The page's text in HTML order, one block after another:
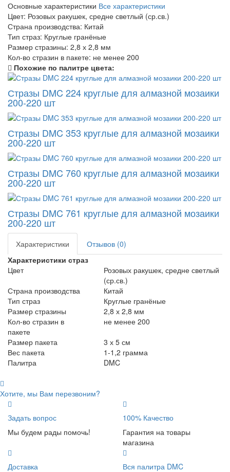
Основные характеристики Все характеристики
Цвет: Розовых ракушек, средне светлый (ср.св.)
Страна производства: Китай
Тип страз: Круглые гранёные
Размер стразины: 2,8 х 2,8 мм
Кол-во стразин в пакете: не менее 200
Похожие по палитре цвета:
Стразы DMC 224 круглые для алмазной мозаики
200-220 шт
Стразы DMC 353 круглые для алмазной мозаики
200-220 шт
Стразы DMC 760 круглые для алмазной мозаики
200-220 шт
Стразы DMC 761 круглые для алмазной мозаики
200-220 шт
Характеристики
Отзывов (0)
Характеристики страз
Цвет
Розовых ракушек, средне светлый
(ср.св.)
Страна производства
Китай
Тип страз
Круглые гранёные
Размер стразины
2,8 х 2,8 мм
Кол-во стразин в
пакете
не менее 200
Размер пакета
3 х 5 см
Вес пакета
1-1,2 грамма
Палитра
DMC
Хотите, мы Вам перезвоним?
Задать вопрос
Мы будем рады помочь!
100% Качество
Гарантия на товары
магазина
Доставка
Вся палитра DMC